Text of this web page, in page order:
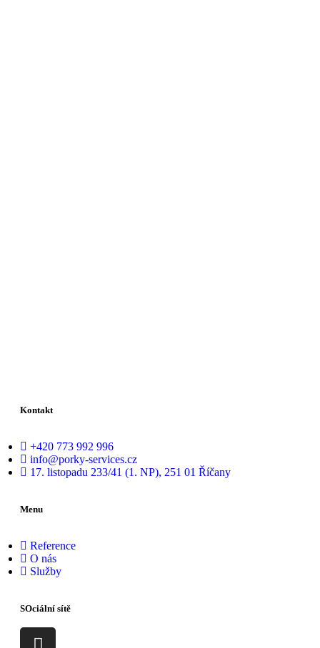
Kontakt
+420 773 992 996
info@porky-services.cz
17. listopadu 233/41 (1. NP), 251 01 Říčany
Menu
Reference
O nás
Služby
SOciální sítě